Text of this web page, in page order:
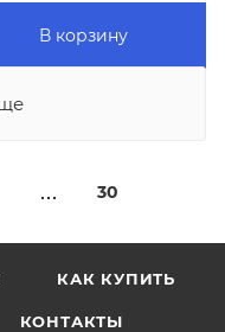
В корзину
30
КАК КУПИТЬ
КОНТАКТЫ